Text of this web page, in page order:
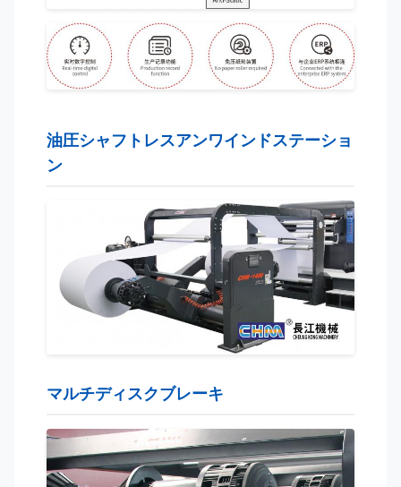
油圧シャフトレスアンワインドステーショ
ン
マルチディスクブレーキ